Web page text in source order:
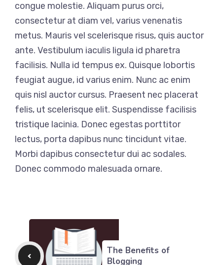
congue molestie. Aliquam purus orci,
consectetur at diam vel, varius venenatis
metus. Mauris vel scelerisque risus, quis auctor
ante. Vestibulum iaculis ligula id pharetra
facilisis. Nulla id tempus ex. Quisque lobortis
feugiat augue, id varius enim. Nunc ac enim
quis nisl auctor cursus. Praesent nec placerat
felis, ut scelerisque elit. Suspendisse facilisis
tristique lacinia. Donec egestas porttitor
lectus, porta dapibus nunc tincidunt vitae.
Morbi dapibus consectetur dui ac sodales.
Donec commodo malesuada ornare.
The Benefits of
Blogging